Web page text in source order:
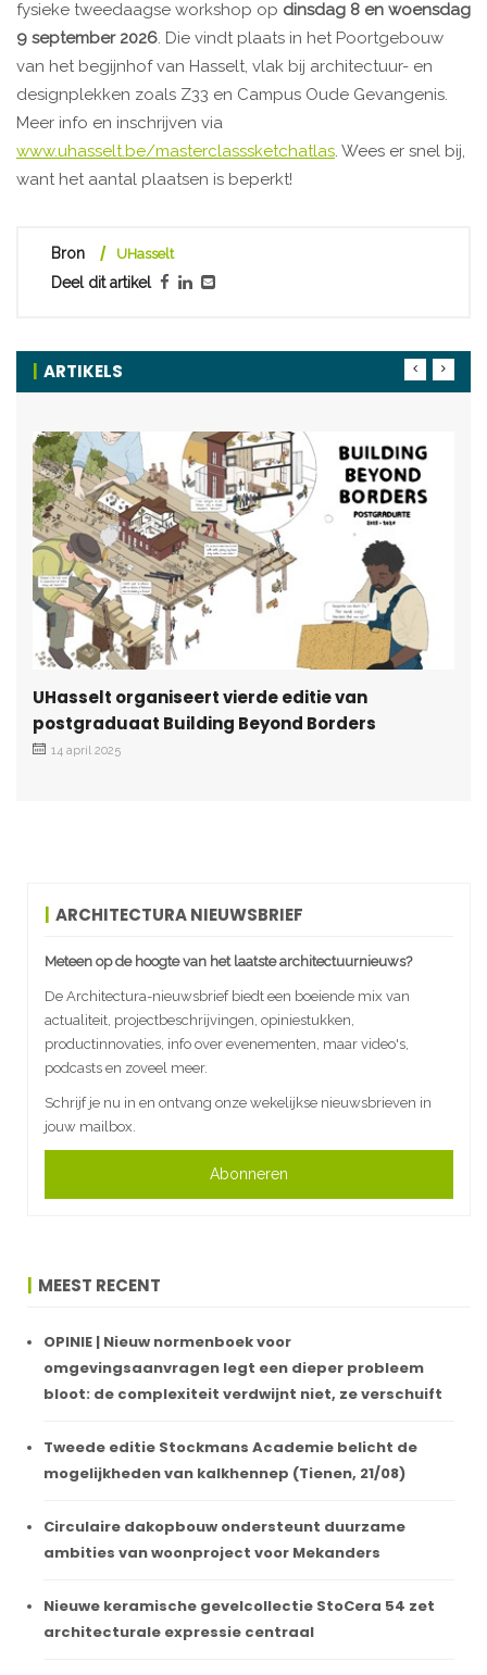
fysieke tweedaagse workshop op dinsdag 8 en woensdag
9 september 2026. Die vindt plaats in het Poortgebouw
van het begijnhof van Hasselt, vlak bij architectuur- en
designplekken zoals Z33 en Campus Oude Gevangenis.
Meer info en inschrijven via
www.uhasselt.be/masterclasssketchatlas. Wees er snel bij,
want het aantal plaatsen is beperkt!
Bron UHasselt
Deel dit artikel
ARTIKELS
UHasselt organiseert vierde editie van
postgraduaat Building Beyond Borders
14 april 2025
ARCHITECTURA NIEUWSBRIEF
Meteen op de hoogte van het laatste architectuurnieuws?
De Architectura-nieuwsbrief biedt een boeiende mix van
actualiteit, projectbeschrijvingen, opiniestukken,
productinnovaties, info over evenementen, maar video's,
podcasts en zoveel meer.
Schrijf je nu in en ontvang onze wekelijkse nieuwsbrieven in
jouw mailbox.
Abonneren
MEEST RECENT
OPINIE | Nieuw normenboek voor
omgevingsaanvragen legt een dieper probleem
bloot: de complexiteit verdwijnt niet, ze verschuift
Tweede editie Stockmans Academie belicht de
mogelijkheden van kalkhennep (Tienen, 21/08)
Circulaire dakopbouw ondersteunt duurzame
ambities van woonproject voor Mekanders
Nieuwe keramische gevelcollectie StoCera 54 zet
architecturale expressie centraal